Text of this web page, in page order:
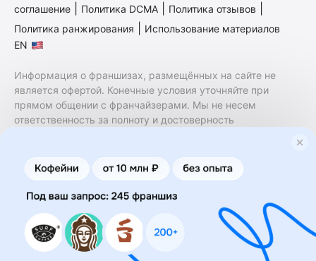
соглашение
Политика DCMA Политика отзывов
Политика ранжирования
Использование материалов
EN
Информация о франшизах, размещённых на сайте не
является офертой. Конечные условия уточняйте при
прямом общении с франчайзерами. Мы не несем
ответственность за полноту и достоверность
финансовые услуги. Заключение договоров
коммерческой концессии (франчайзинга) осуществляется
правообладателями/их представителями. Бизнесменс.ру
не является посредником или представителем
правообладателя и не несет ответственность за условия
предоставления франшизы и действия лиц,
осуществленные на основании информации, имеющейся